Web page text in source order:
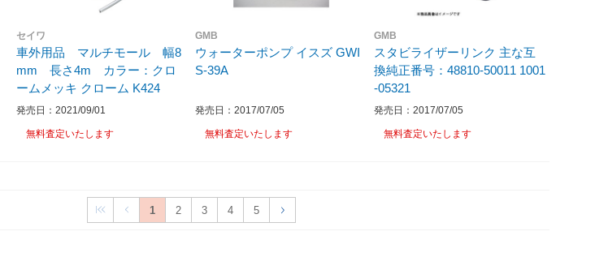
セイワ
車外用品 マルチモール 幅8
mm 長さ4m カラー：クロ
ームメッキ クローム K424
発売日：2021/09/01
無料査定いたします
GMB
ウォーターポンプ イスズ GWI
S-39A
発売日：2017/07/05
無料査定いたします
GMB
スタビライザーリンク 主な互
換純正番号：48810-50011 1001
-05321
発売日：2017/07/05
無料査定いたします
1 2 3 4 5